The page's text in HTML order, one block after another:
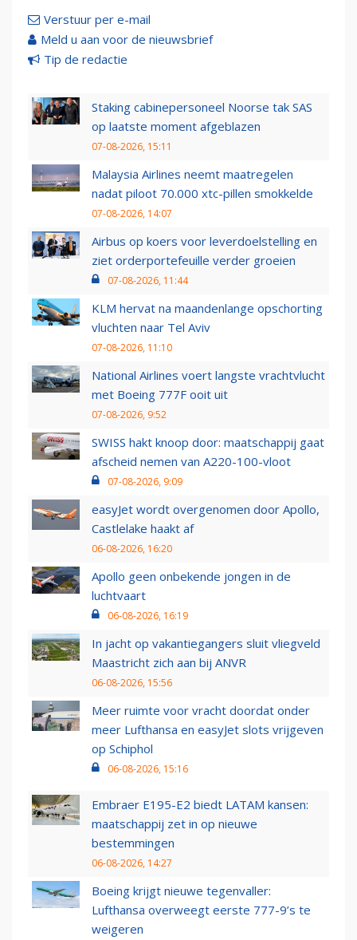
Verstuur per e-mail
Meld u aan voor de nieuwsbrief
Tip de redactie
Staking cabinepersoneel Noorse tak SAS
op laatste moment afgeblazen
07-08-2026, 15:11
Malaysia Airlines neemt maatregelen
nadat piloot 70.000 xtc-pillen smokkelde
07-08-2026, 14:07
Airbus op koers voor leverdoelstelling en
ziet orderportefeuille verder groeien
07-08-2026, 11:44
KLM hervat na maandenlange opschorting
vluchten naar Tel Aviv
07-08-2026, 11:10
National Airlines voert langste vrachtvlucht
met Boeing 777F ooit uit
07-08-2026, 9:52
SWISS hakt knoop door: maatschappij gaat
afscheid nemen van A220-100-vloot
07-08-2026, 9:09
easyJet wordt overgenomen door Apollo,
Castlelake haakt af
06-08-2026, 16:20
Apollo geen onbekende jongen in de
luchtvaart
06-08-2026, 16:19
In jacht op vakantiegangers sluit vliegveld
Maastricht zich aan bij ANVR
06-08-2026, 15:56
Meer ruimte voor vracht doordat onder
meer Lufthansa en easyJet slots vrijgeven
op Schiphol
06-08-2026, 15:16
Embraer E195-E2 biedt LATAM kansen:
maatschappij zet in op nieuwe
bestemmingen
06-08-2026, 14:27
Boeing krijgt nieuwe tegenvaller:
Lufthansa overweegt eerste 777-9’s te
weigeren